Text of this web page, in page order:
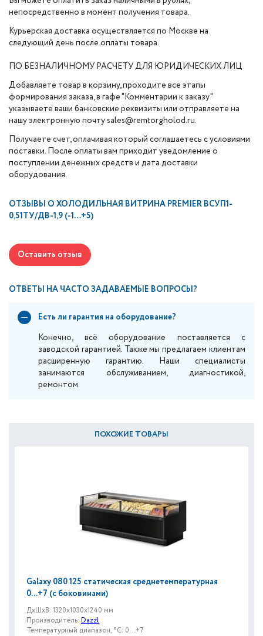
непосредственно в момент получения товара.
Курьерская доставка осуществляется по Москве на
следующий день после оплаты товара.
ПО БЕЗНАЛИЧНОМУ РАСЧЕТУ ДЛЯ ЮРИДИЧЕСКИХ ЛИЦ
Добавляете товар в корзину, проходите все этапы
формирования заказа, в гафе "Комментарии к заказу"
указываете ваши банковские реквизиты или отправляете на
нашу электронную почту sales@remtorgholod.ru.
Получаете счет, оплачивая который соглашаетесь с условиями
поставки. После оплаты вам приходит уведомление о
поступлении денежных средств и дата доставки
оборудования.
ОТЗЫВЫ О ХОЛОДИЛЬНАЯ ВИТРИНА PREMIER ВСУП1-
0,51ТУ/ДВ-1,9 (-1…+5)
Оставить отзыв
ОТВЕТЫ НА ЧАСТО ЗАДАВАЕМЫЕ ВОПРОСЫ?
Есть ли гарантия на оборудование?
Конечно, всё оборудование поставляется с
заводской гарантией. Также мы предлагаем клиентам
расширенную гарантию. Наши специалисты
занимаются обслуживанием, диагностикой,
ремонтом.
ПОХОЖИЕ ТОВАРЫ
Galaxy 080 125 статическая среднетемпературная
0...+7 (с боковинами)
ДxШxВ: 1320x1030x1240 мм
Производитель: Dazzl
Температурный диапазон, °C: 0...+7